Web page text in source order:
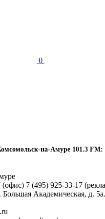
0
на-Амуре 101.3 FM:
(офис) 7 (495) 925-33-17
Академическая, д. 5а.